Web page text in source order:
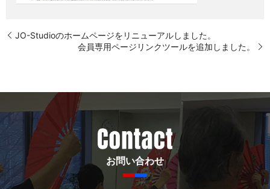
JO-Studioのホームページをリニューアルしました。
会員専用ページリンクツールを追加しました。
お問い合わせ